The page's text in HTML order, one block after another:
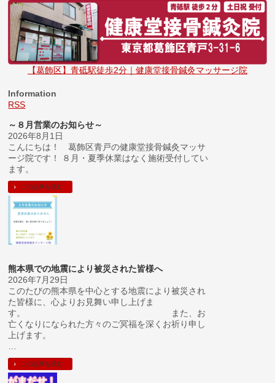
【葛飾区】青砥駅徒歩2分｜健康堂接骨鍼灸マッサージ院
Information
RSS
～８月営業のお知らせ～
2026年8月1日
こんにちは！ 葛飾区青戸の健康堂接骨鍼灸マッサ
ージ院です！ ８月・夏季休業はなく施術受付してい
ます。
この記事を読む
熊本県での地震により被災された皆様へ
2026年7月29日
このたびの熊本県を中心とする地震により被災され
た皆様に、心よりお見舞い申し上げま
す。 また、お
亡くなりになられた方々のご冥福を深くお祈り申し
上げます。
この記事を読む